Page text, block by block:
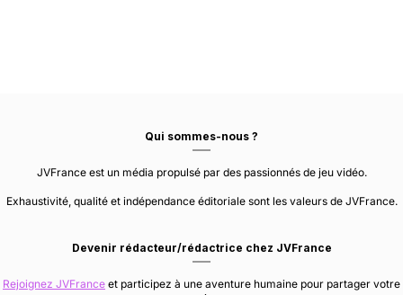
Qui sommes-nous ?
JVFrance est un média propulsé par des passionnés de jeu vidéo.
Exhaustivité, qualité et indépendance éditoriale sont les valeurs de JVFrance.
Devenir rédacteur/rédactrice chez JVFrance
Rejoignez JVFrance et participez à une aventure humaine pour partager votre